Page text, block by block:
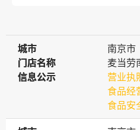
城市
城市
南京市
门店名称
门店名称
麦当劳
信息公示
信息公示
营业执
食品经
食品安